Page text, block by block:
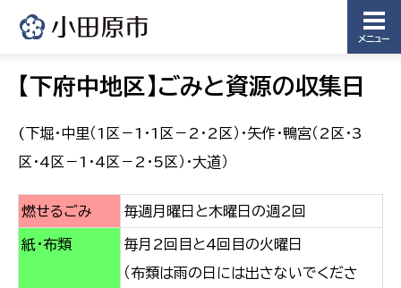
メニュー
【下府中地区】ごみと資源の収集日
(下堀・中里（1区－1・1区－2・2区）・矢作・鴨宮（2区・3
区・4区－1・4区－2・5区）・大道）
燃せるごみ 毎週月曜日と木曜日の週2回
紙・布類
毎月2回目と4回目の火曜日
（布類は雨の日には出さないでくださ